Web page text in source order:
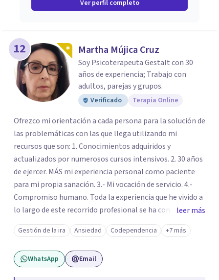
Ver perfil completo
12 Martha Mújica Cruz
Soy Psicoterapeuta Gestalt con 30
años de experiencia; Trabajo con
adultos, parejas y grupos.
Verificado Terapia Online
Ofrezco mi orientación a cada persona para la solución de
las problemáticas con las que llega utilizando mi
recursos que son: 1. Conocimientos adquiridos y
actualizados por numerosos cursos intensivos. 2. 30 años
de ejercer. MÁS mi experiencia personal como paciente
para mi propia sanación. 3.- Mi vocación de servicio. 4.-
Compromiso humano. Toda la experiencia que he vivido a
lo largo de este recorrido profesional se ha convertido en
una forma de vida congruente y satisfactoria en mi, por la
certeza de quien soy y de mis objetivos, que me han dado
el mando de mi existencia y este es mi objetivo para mis
pacientes en un ambiente de compresión y
leer más
Gestión de la ira Ansiedad Codependencia +7 más
WhatsApp Email